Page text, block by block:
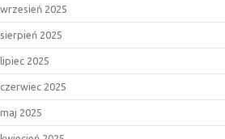
wrzesień 2025
sierpień 2025
lipiec 2025
czerwiec 2025
maj 2025